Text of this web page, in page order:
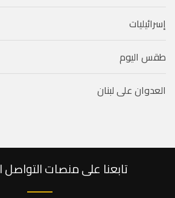
إسرائيليات
طقس اليوم
العدوان على لبنان
تابعنا على منصات